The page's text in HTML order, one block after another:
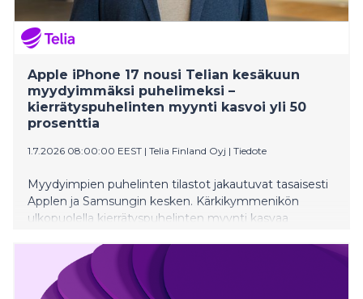
Apple iPhone 17 nousi Telian kesäkuun
myydyimmäksi puhelimeksi –
kierrätyspuhelinten myynti kasvoi yli 50
prosenttia
1.7.2026 08:00:00 EEST | Telia Finland Oyj | Tiedote
Myydyimpien puhelinten tilastot jakautuvat tasaisesti
Applen ja Samsungin kesken. Kärkikymmenikön
ulkopuolella kierrätyspuhelinten myynti kasvaa
pintansa läpi kesän.